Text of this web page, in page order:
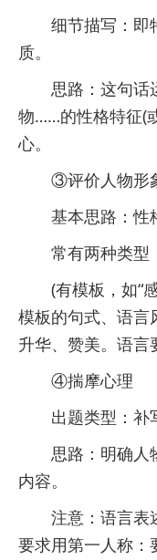
细节描写：即
质。
思路：这句话
物……的性格特征(
心。
③评价人物形
基本思路：性
常有两种类型：
(有模板，如“感
模板的句式、语言
升华、赞美。语言
④揣摩心理
出题类型：补
思路：明确人
内容。
注意：语言表
要求用第一人称：